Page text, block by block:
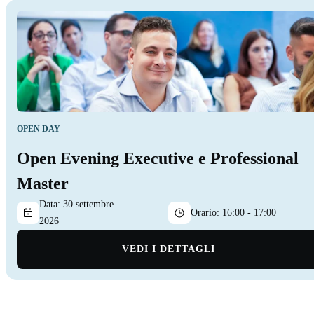
OPEN DAY
Open Evening Executive e Professional
Master
Data: 30 settembre
2026
Orario: 16:00 - 17:00
VEDI I DETTAGLI